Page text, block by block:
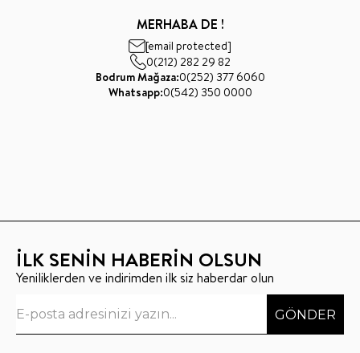
MERHABA DE !
[email protected]
0(212) 282 29 82
Bodrum Mağaza:0(252) 377 6060
Whatsapp:0(542) 350 0000
İLK SENİN HABERİN OLSUN
Yeniliklerden ve indirimden ilk siz haberdar olun
GÖNDER